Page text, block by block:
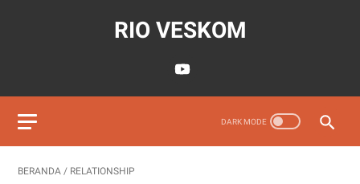
RIO VESKOM
BERANDA / RELATIONSHIP